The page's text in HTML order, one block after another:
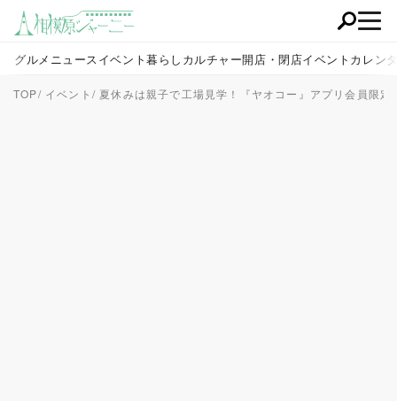
グルメ ニュース イベント暮らし カルチャー開店・閉店イベントカレン
TOP イベント 夏休みは親子で工場見学！『ヤオコー』アプリ会員限定